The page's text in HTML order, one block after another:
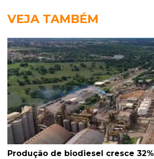
VEJA TAMBÉM
Produção de biodiesel cresce